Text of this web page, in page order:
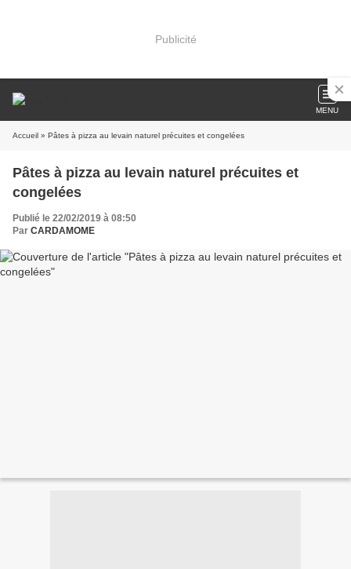
Publicité
MENU
Accueil » Pâtes à pizza au levain naturel précuites et congelées
Pâtes à pizza au levain naturel précuites et
congelées
Publié le 22/02/2019 à 08:50
Par CARDAMOME